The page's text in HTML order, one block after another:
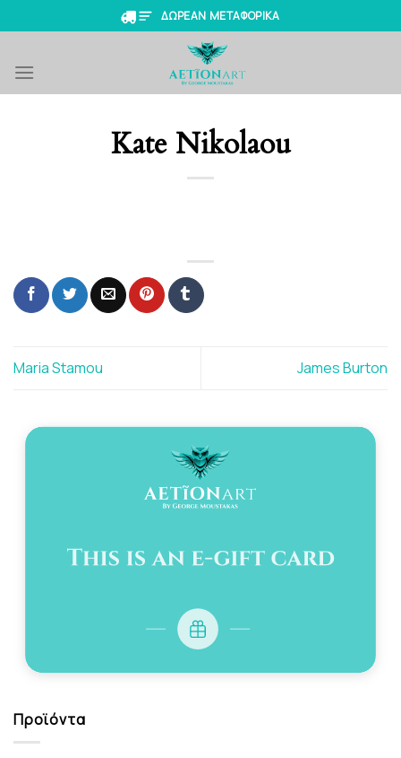
to
ΔΩΡΕΑΝ ΜΕΤΑΦΟΡΙΚΑ
Kate Nikolaou
Maria Stamou James Burton
Προϊόντα